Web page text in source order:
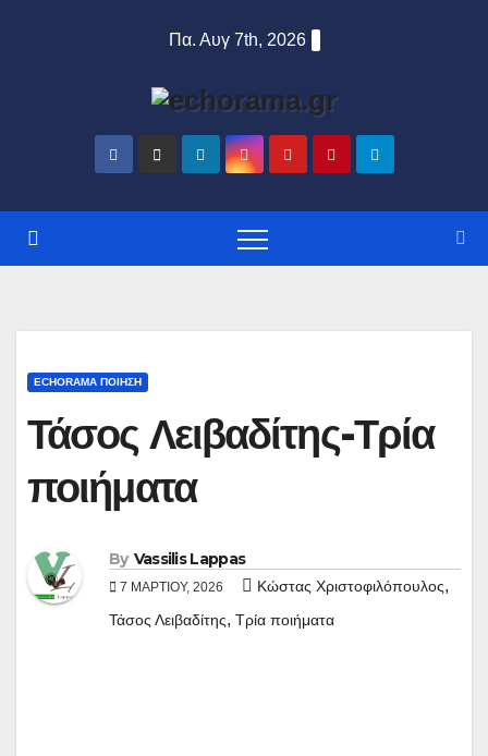
Πα. Αυγ 7th, 2026
ECHORAMA ΠΟΙΗΣΗ
Τάσος Λειβαδίτης-Τρία
ποιήματα
By Vassilis Lappas
7 ΜΑΡΤΊΟΥ, 2026 Κώστας Χριστοφιλόπουλος,
Τάσος Λειβαδίτης, Τρία ποιήματα